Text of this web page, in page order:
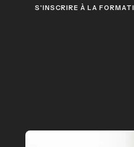
S'INSCRIRE À LA